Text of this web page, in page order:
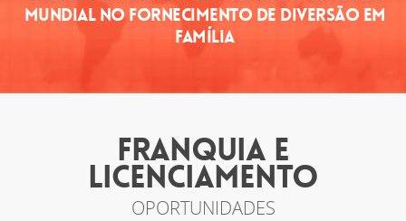
MUNDIAL NO FORNECIMENTO DE DIVERSÃO EM
FAMÍLIA
FRANQUIA E
LICENCIAMENTO
OPORTUNIDADES